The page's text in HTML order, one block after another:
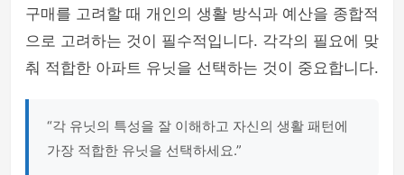
구매를 고려할 때 개인의 생활 방식과 예산을 종합적
으로 고려하는 것이 필수적입니다. 각각의 필요에 맞
춰 적합한 아파트 유닛을 선택하는 것이 중요합니다.
“각 유닛의 특성을 잘 이해하고 자신의 생활 패턴에
가장 적합한 유닛을 선택하세요.”